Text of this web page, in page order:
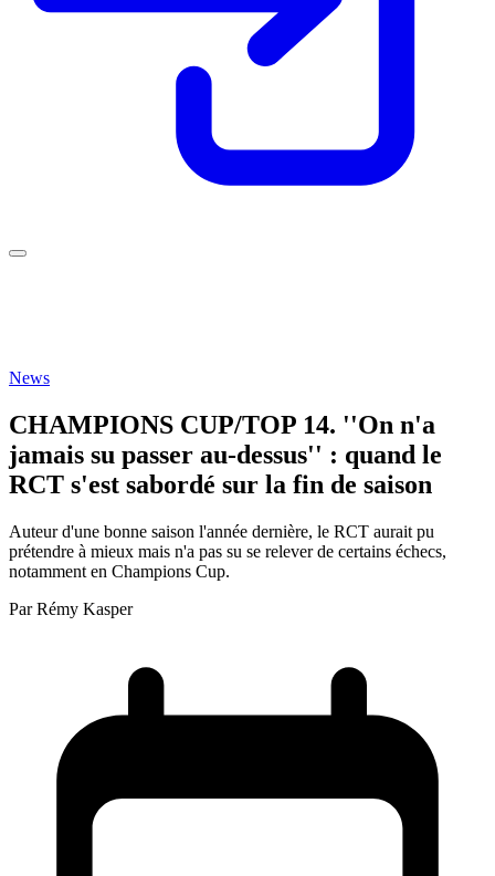
News
CHAMPIONS CUP/TOP 14. ''On n'a
jamais su passer au-dessus'' : quand le
RCT s'est sabordé sur la fin de saison
Auteur d'une bonne saison l'année dernière, le RCT aurait pu
prétendre à mieux mais n'a pas su se relever de certains échecs,
notamment en Champions Cup.
Par Rémy Kasper